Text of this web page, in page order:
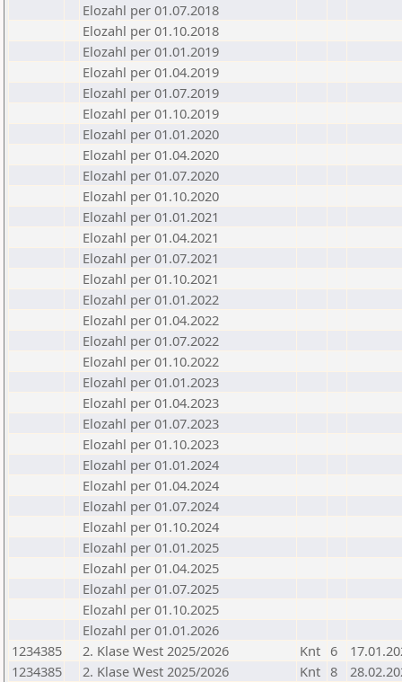
Elozahl per 01.07.2018
Elozahl per 01.10.2018
Elozahl per 01.01.2019
Elozahl per 01.04.2019
Elozahl per 01.07.2019
Elozahl per 01.10.2019
Elozahl per 01.01.2020
Elozahl per 01.04.2020
Elozahl per 01.07.2020
Elozahl per 01.10.2020
Elozahl per 01.01.2021
Elozahl per 01.04.2021
Elozahl per 01.07.2021
Elozahl per 01.10.2021
Elozahl per 01.01.2022
Elozahl per 01.04.2022
Elozahl per 01.07.2022
Elozahl per 01.10.2022
Elozahl per 01.01.2023
Elozahl per 01.04.2023
Elozahl per 01.07.2023
Elozahl per 01.10.2023
Elozahl per 01.01.2024
Elozahl per 01.04.2024
Elozahl per 01.07.2024
Elozahl per 01.10.2024
Elozahl per 01.01.2025
Elozahl per 01.04.2025
Elozahl per 01.07.2025
Elozahl per 01.10.2025
Elozahl per 01.01.2026
1234385
2. Klase West 2025/2026 Knt 6
1234385
2. Klase West 2025/2026 Knt 8